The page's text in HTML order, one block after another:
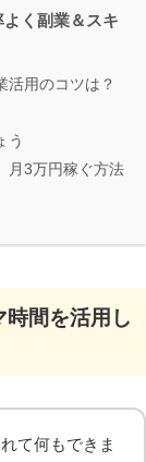
く副業＆スキ
活用のコツは？
う
月3万円稼ぐ方法
間を活用し
て何もできま